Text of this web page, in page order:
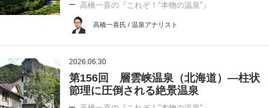
高橋一喜の『これぞ！"本物の温泉"』
高橋一喜氏 / 温泉アナリスト
2026.06.30
第156回 層雲峡温泉（北海道）―柱状
節理に圧倒される絶景温泉